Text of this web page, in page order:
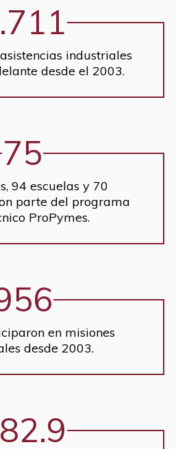
industriales
desde el 2003.
75
94 escuelas y 70
parte del programa
ProPymes.
en misiones
desde 2003.